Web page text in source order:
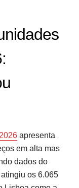
apresenta
em alta mas
dados do
os 6.065